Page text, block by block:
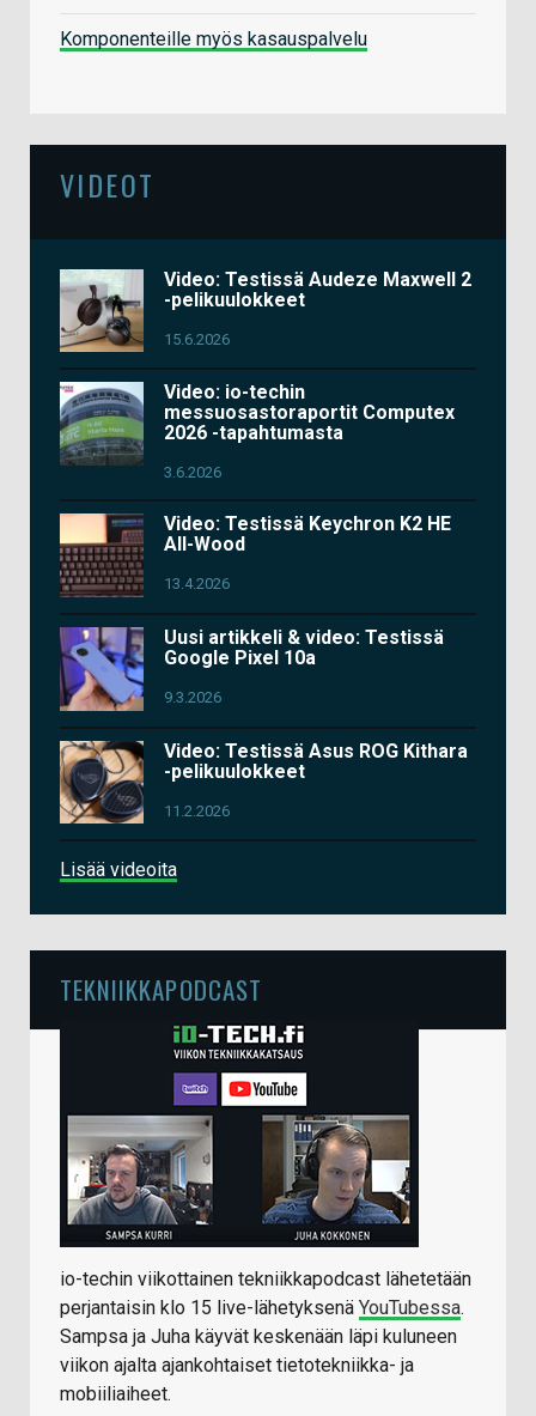
Komponenteille myös kasauspalvelu
VIDEOT
Video: Testissä Audeze Maxwell 2
-pelikuulokkeet
15.6.2026
Video: io-techin
messuosastoraportit Computex
2026 -tapahtumasta
3.6.2026
Video: Testissä Keychron K2 HE
All-Wood
13.4.2026
Uusi artikkeli & video: Testissä
Google Pixel 10a
9.3.2026
Video: Testissä Asus ROG Kithara
-pelikuulokkeet
11.2.2026
Lisää videoita
TEKNIIKKAPODCAST
io-techin viikottainen tekniikkapodcast lähetetään
perjantaisin klo 15 live-lähetyksenä YouTubessa.
Sampsa ja Juha käyvät keskenään läpi kuluneen
viikon ajalta ajankohtaiset tietotekniikka- ja
mobiiliaiheet.